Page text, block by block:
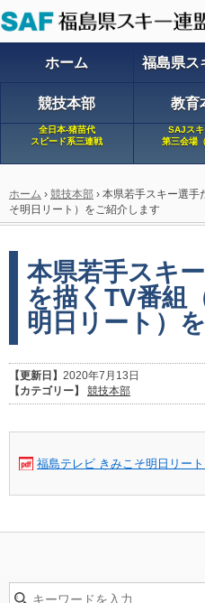
ホーム 福島県ス
競技本部 教育
全日本-猪苗代
スピード系三連戦
SAJス
第三会場
ホーム › 競技本部 › 本県若手スキー選手
そ明日リート）をご紹介します
本県若手スキ
を描くTV番組
明日リート）
【更新日】 2020年7月13日
【カテゴリー】
競技本部
福島テレビ きみこそ明日リー